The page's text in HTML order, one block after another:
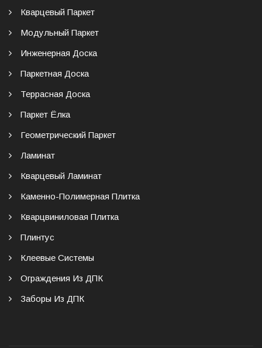
Кварцевый Паркет
Модульный Паркет
Инженерная Доска
Паркетная Доска
Террасная Доска
Паркет Ёлка
Геометрический Паркет
Ламинат
Кварцевый Ламинат
Каменно-Полимерная Плитка
Кварцвиниловая Плитка
Плинтус
Клеевые Системы
Ограждения Из ДПК
Заборы Из ДПК